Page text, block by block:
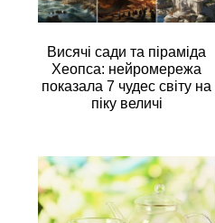
Висячі сади та піраміда
Хеопса: нейромережа
показала 7 чудес світу на
піку величі